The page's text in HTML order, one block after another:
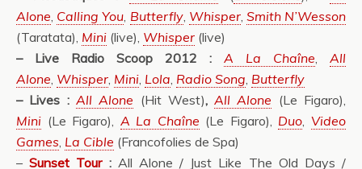
Alone, Calling You, Butterfly, Whisper, Smith N’Wesson
(Taratata), Mini (live), Whisper (live)
– Live Radio Scoop 2012 : A La Chaîne, All
Alone, Whisper, Mini, Lola, Radio Song, Butterfly
– Lives : All Alone (Hit West), All Alone (Le Figaro),
Mini (Le Figaro), A La Chaîne (Le Figaro), Duo,Video
Games, La Cible (Francofolies de Spa)
–Sunset Tour:All Alone / Just Like The Old Days /